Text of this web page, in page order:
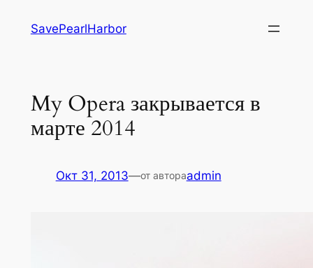
SavePearlHarbor
My Opera закрывается в
марте 2014
Окт 31, 2013—от автораadmin